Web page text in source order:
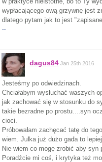
wypłacającego ową grzywnę jest
dlatego pytam jak to jest
--
dagus84 Jan 25th 2016
Jesteśmy po odwiedzinach.
Chciałabym wysłuchać waszych
jak zachować się w stosunku do
takie bezradne po prostu....syn
cioci.
Próbowałam zachęcać tatę do
wiem. Julka już dużo gada to
Nie wiem co mogę zrobić aby
Poradźcie mi coś, i krytyka też